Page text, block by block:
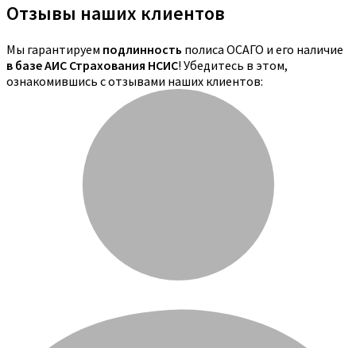
Отзывы наших клиентов
Мы гарантируем подлинность полиса ОСАГО и его наличие
в базе АИС Страхования НСИС! Убедитесь в этом,
ознакомившись с отзывами наших клиентов: